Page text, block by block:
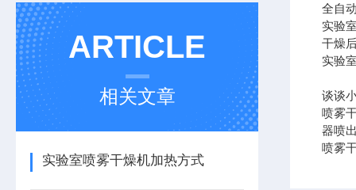
ARTICLE
相关文章
实验室喷雾干燥机加热方式
全自
实验
干燥
实验
谈谈
喷雾
器喷
喷雾